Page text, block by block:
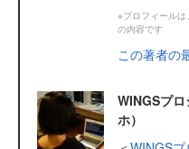
※プロフィール
の内容です
この著者の
WINGSプ
ホ）